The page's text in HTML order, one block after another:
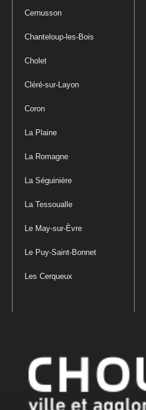
Cernusson
Chanteloup-les-Bois
Cholet
Cléré-sur-Layon
Coron
La Plaine
La Romagne
La Séguinière
La Tessoualle
Le May-sur-Èvre
Le Puy-Saint-Bonnet
Les Cerqueux